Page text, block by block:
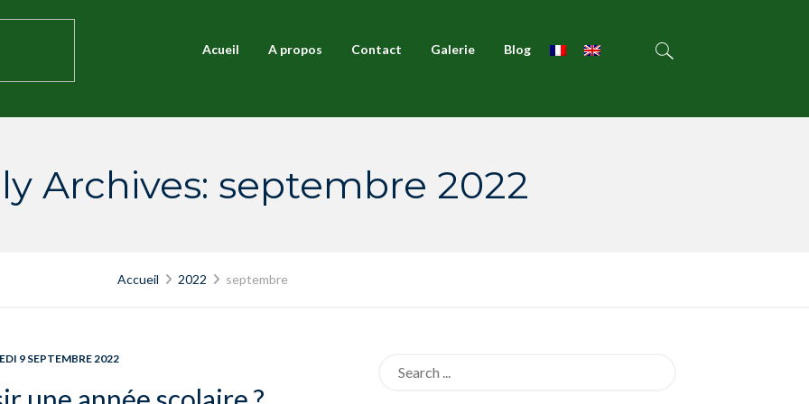
Acueil A propos Contact Galerie Blog
Archives: septembre 2022
Accueil 2022 septembre
9 SEPTEMBRE 2022